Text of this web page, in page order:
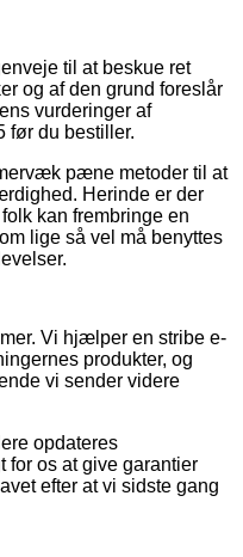
til at beskue ret
og af den grund foreslår
vurderinger af
før du bestiller.
pæne metoder til at
Herinde er der
kan frembringe en
lige så vel må benyttes
Vi hjælper en stribe e-
produkter, og
vi sender videre
opdateres
for os at give garantier
efter at vi sidste gang